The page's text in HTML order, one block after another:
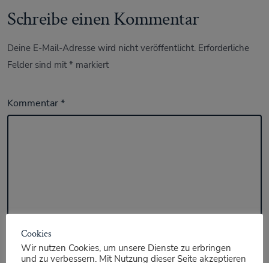
Schreibe einen Kommentar
Deine E-Mail-Adresse wird nicht veröffentlicht. Erforderliche
Felder sind mit* markiert
Kommentar*
Cookies
Wir nutzen Cookies, um unsere Dienste zu erbringen
und zu verbessern. Mit Nutzung dieser Seite akzeptieren